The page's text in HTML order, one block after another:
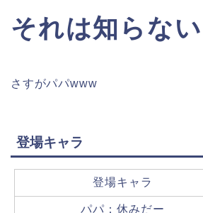
それは知らない
さすがパパwww
登場キャラ
登場キャラ
パパ：休みだー